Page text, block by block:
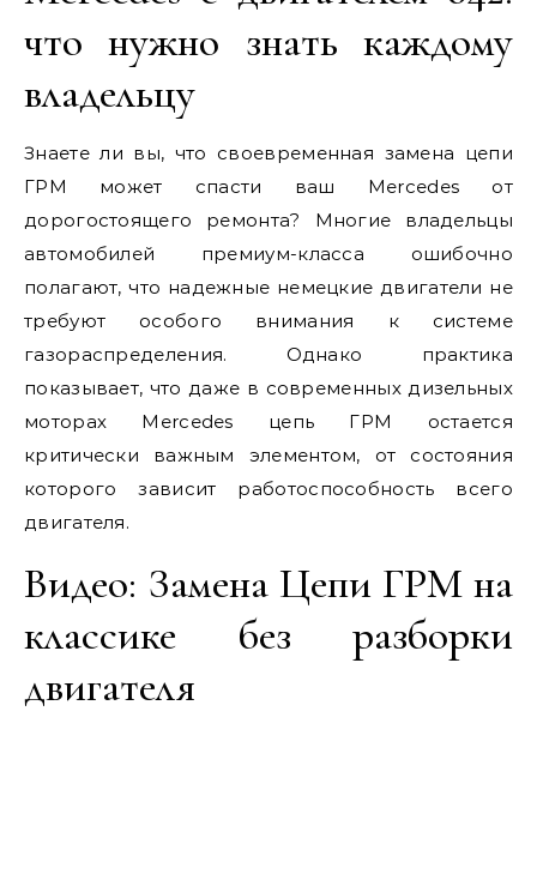
что нужно знать каждому
владельцу
Знаете ли вы, что своевременная замена цепи
ГРМ может спасти ваш Mercedes от
дорогостоящего ремонта? Многие владельцы
автомобилей премиум-класса ошибочно
полагают, что надежные немецкие двигатели не
требуют особого внимания к системе
газораспределения. Однако практика
показывает, что даже в современных дизельных
моторах Mercedes цепь ГРМ остается
критически важным элементом, от состояния
которого зависит работоспособность всего
двигателя.
Видео: Замена Цепи ГРМ на
классике без разборки
двигателя